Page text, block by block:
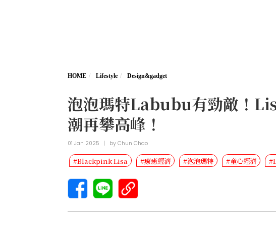
HOME Lifestyle Design&gadget
泡泡瑪特Labubu有勁敵！
潮再攀高峰！
01 Jan 2025 | byChun Chao
#Blackpink Lisa #療癒經濟 #泡泡瑪特 #童心經濟